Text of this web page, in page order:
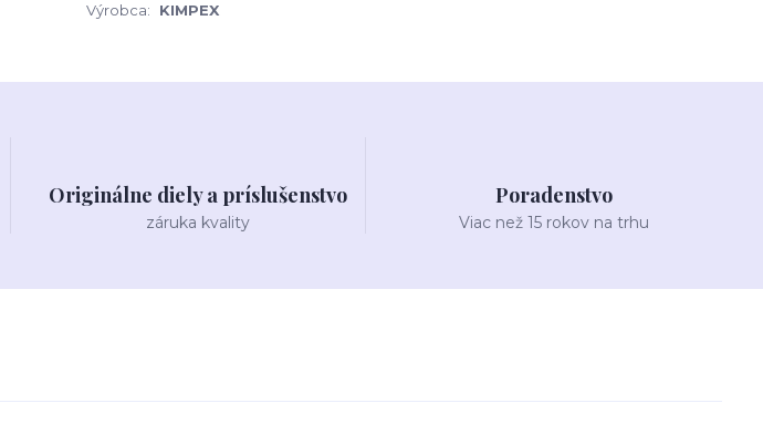
Výrobca:
KIMPEX
Originálne diely a príslušenstvo
záruka kvality
Poradenstvo
Viac než 15 rokov na trhu